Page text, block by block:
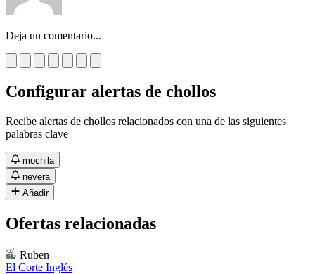
Deja un comentario...
Configurar alertas de chollos
Recibe alertas de chollos relacionados con una de las siguientes
palabras clave
mochila
nevera
Añadir
Ofertas relacionadas
Ruben
El Corte Inglés